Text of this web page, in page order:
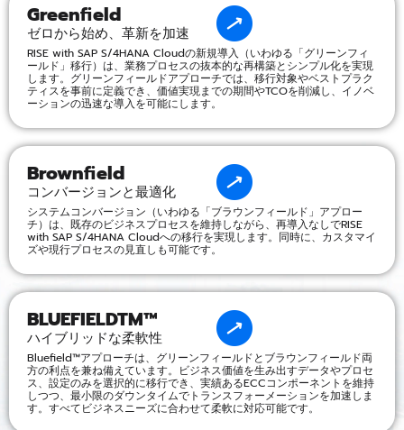
Greenfield
ゼロから始め、革新を加速
RISE with SAP S/4HANA Cloudの新規導入（いわゆる「グリーンフィ
ールド」移行）は、業務プロセスの抜本的な再構築とシンプル化を実現
します。グリーンフィールドアプローチでは、移行対象やベストプラク
ティスを事前に定義でき、価値実現までの期間やTCOを削減し、イノベ
ーションの迅速な導入を可能にします。
Brownfield
コンバージョンと最適化
システムコンバージョン（いわゆる「ブラウンフィールド」アプロー
チ）は、既存のビジネスプロセスを維持しながら、再導入なしでRISE
with SAP S/4HANA Cloudへの移行を実現します。同時に、カスタマイ
ズや現行プロセスの見直しも可能です。
BLUEFIELDTM™
ハイブリッドな柔軟性
Bluefield™アプローチは、グリーンフィールドとブラウンフィールド両
方の利点を兼ね備えています。ビジネス価値を生み出すデータやプロセ
ス、設定のみを選択的に移行でき、実績あるECCコンポーネントを維持
しつつ、最小限のダウンタイムでトランスフォーメーションを加速しま
す。すべてビジネスニーズに合わせて柔軟に対応可能です。